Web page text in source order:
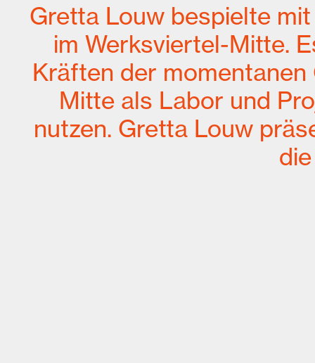
Gretta Louw bespielte
im Werksviertel-Mitte.
Kräften der
Mitte als Labor und
nutzen. Gretta Louw